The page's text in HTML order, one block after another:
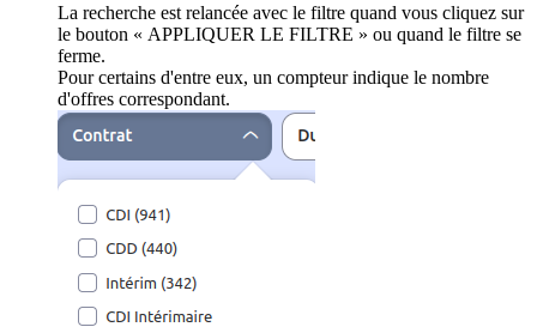
La recherche est relancée avec le filtre quand vous cliquez sur
le bouton « APPLIQUER LE FILTRE » ou quand le filtre se
ferme.
Pour certains d'entre eux, un compteur indique le nombre
d'offres correspondant.